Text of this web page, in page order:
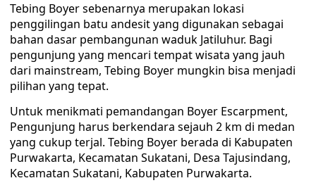
Tebing Boyer sebenarnya merupakan lokasi
penggilingan batu andesit yang digunakan sebagai
bahan dasar pembangunan waduk Jatiluhur. Bagi
pengunjung yang mencari tempat wisata yang jauh
dari mainstream, Tebing Boyer mungkin bisa menjadi
pilihan yang tepat.
Untuk menikmati pemandangan Boyer Escarpment,
Pengunjung harus berkendara sejauh 2 km di medan
yang cukup terjal. Tebing Boyer berada di Kabupaten
Purwakarta, Kecamatan Sukatani, Desa Tajusindang,
Kecamatan Sukatani, Kabupaten Purwakarta.